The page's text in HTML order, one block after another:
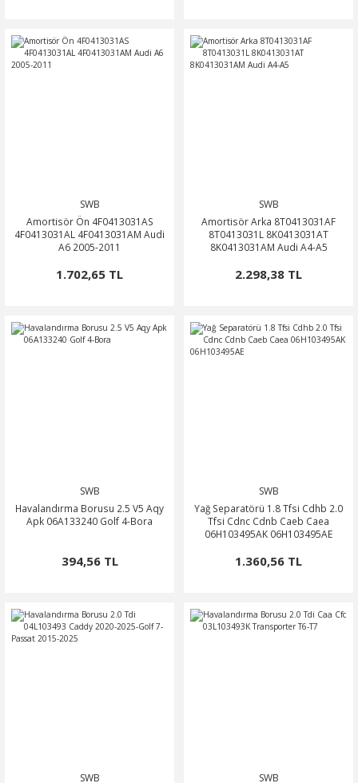
SWB
Amortisör Ön 4F0413031AS
4F0413031AL 4F0413031AM Audi
A6 2005-2011
1.702,65 TL
SWB
Amortisör Arka 8T0413031AF
8T0413031L 8K0413031AT
8K0413031AM Audi A4-A5
2.298,38 TL
SWB
Havalandırma Borusu 2.5 V5 Aqy
Apk 06A133240 Golf 4-Bora
394,56 TL
SWB
Yağ Separatörü 1.8 Tfsi Cdhb 2.0
Tfsi Cdnc Cdnb Caeb Caea
06H103495AK 06H103495AE
1.360,56 TL
SWB SWB